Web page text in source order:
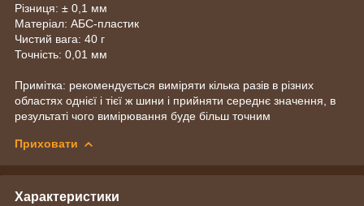
Різниця: ± 0,1 мм
Матеріал: АБС-пластик
Чистий вага: 40 г
Точність: 0,01 мм
Примітка: рекомендується виміряти кілька разів в різних
областях однієї і тієї ж шини і прийняти середнє значення, в
результаті чого вимірювання буде більш точним
Приховати
Характеристики